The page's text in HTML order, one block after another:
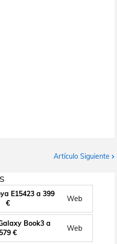
Artículo Siguiente
E15423 a 399
€
Web
Book3 a
579 €
Web